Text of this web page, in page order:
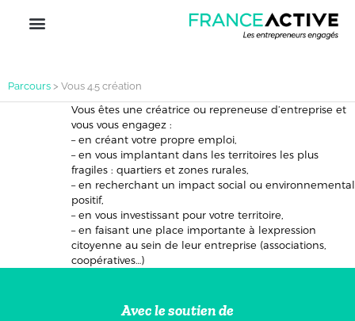
Parcours > Vous 4.5 création
Vous êtes une créatrice ou repreneuse d’entreprise et
vous vous engagez :
– en créant votre propre emploi,
– en vous implantant dans les territoires les plus
fragiles : quartiers et zones rurales,
– en recherchant un impact social ou environnemental
positif,
– en vous investissant pour votre territoire,
– en faisant une place importante à lexpression
citoyenne au sein de leur entreprise (associations,
coopératives…)
Avec le soutien de